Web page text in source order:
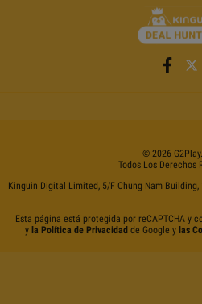
© 2026 G2Play
Todos Los Derechos
Kinguin Digital Limited, 5/F Chung Nam Building,
Esta página está protegida por reCAPTCHA y
y la Política de Privacidadde Google y las